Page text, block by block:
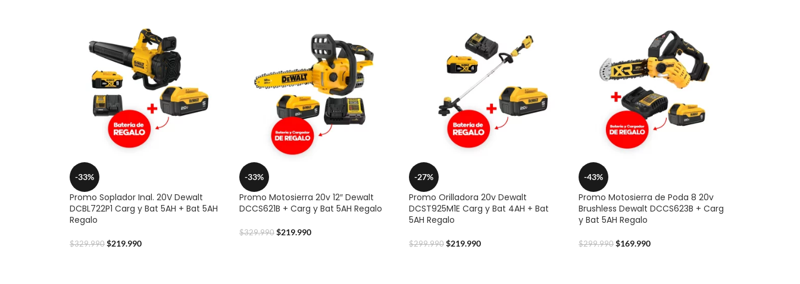
-33%
Promo Soplador Inal. 20V Dewalt
DCBL722P1 Carg y Bat 5AH + Bat 5AH
Regalo
$329.990 $219.990
-33%
Promo Motosierra 20v 12″ Dewalt
DCCS621B + Carg y Bat 5AH Regalo
$329.990 $219.990
-27%
Promo Orilladora 20v Dewalt
DCST925M1E Carg y Bat 4AH + Bat
5AH Regalo
$299.990 $219.990
-43%
Promo Motosierra de Poda 8 20v
Brushless Dewalt DCCS623B + Carg
y Bat 5AH Regalo
$299.990 $169.990